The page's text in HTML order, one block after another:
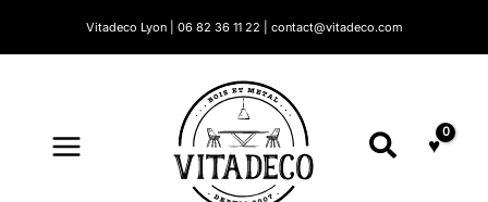
Vitadeco Lyon | 06 82 36 11 22 | contact@vitadeco.com